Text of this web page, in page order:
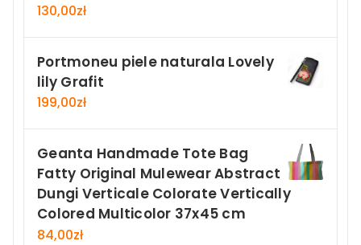
130,00zł
Portmoneu piele naturala Lovely
lily Grafit
199,00zł
Geanta Handmade Tote Bag
Fatty Original Mulewear Abstract
Dungi Verticale Colorate Vertically
Colored Multicolor 37x45 cm
84,00zł